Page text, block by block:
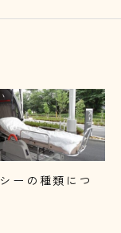
ーの種類につ